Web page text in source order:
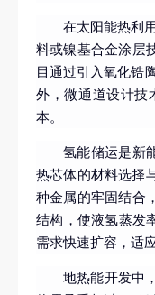
在太阳能热利
料或镍基合金涂层
目通过引入氧化锆
外，微通道设计技
本。
氢能储运是新
热芯体的材料选择
种金属的牢固结合
结构，使液氢蒸发
需求快速扩容，适
地热能开发中